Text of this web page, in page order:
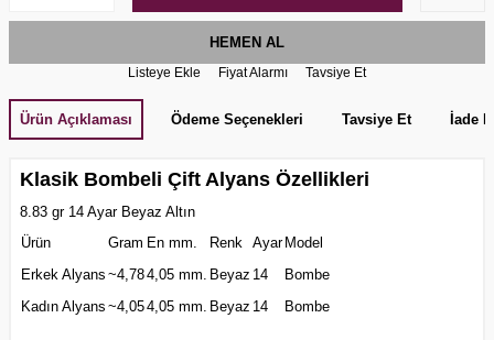
HEMEN AL
Listeye Ekle Fiyat Alarmı Tavsiye Et
Ürün Açıklaması Ödeme Seçenekleri Tavsiye Et İade
Klasik Bombeli Çift Alyans Özellikleri
8.83 gr 14 Ayar Beyaz Altın
Ürün
Gram En mm. Renk Ayar Model
Erkek Alyans ~4,784,05 mm. Beyaz 14
Bombe
Kadın Alyans ~4,054,05 mm. Beyaz 14 Bombe